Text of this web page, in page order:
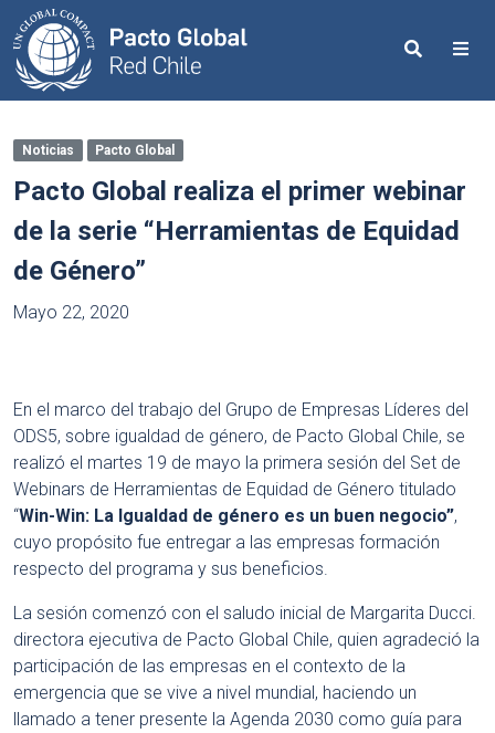
Search
Noticias Pacto Global
Pacto Global realiza el primer webinar
de la serie “Herramientas de Equidad
de Género”
Mayo 22, 2020
En el marco del trabajo del Grupo de Empresas Líderes del
ODS5, sobre igualdad de género, de Pacto Global Chile, se
realizó el martes 19 de mayo la primera sesión del Set de
Webinars de Herramientas de Equidad de Género titulado
“Win-Win: La Igualdad de género es un buen negocio”,
cuyo propósito fue entregar a las empresas formación
respecto del programa y sus beneficios.
La sesión comenzó con el saludo inicial de Margarita Ducci.
directora ejecutiva de Pacto Global Chile, quien agradeció la
participación de las empresas en el contexto de la
emergencia que se vive a nivel mundial, haciendo un
llamado a tener presente la Agenda 2030 como guía para